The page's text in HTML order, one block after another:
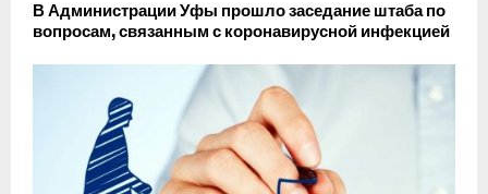
В Администрации Уфы прошло заседание штаба по
вопросам, связанным с коронавирусной инфекцией